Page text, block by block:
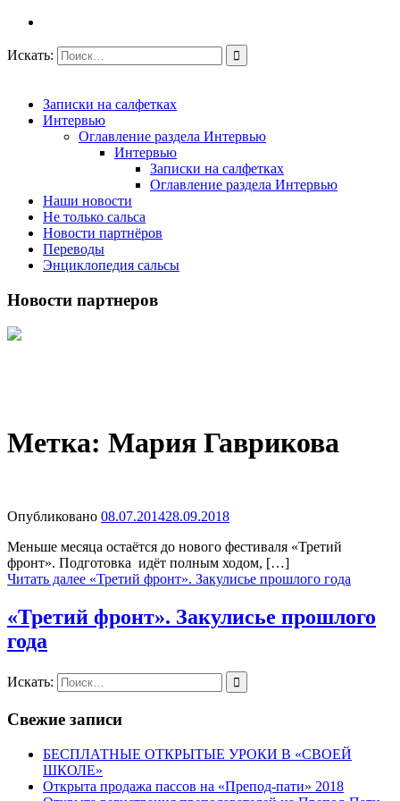
Искать:
Записки на салфетках
Интервью
Оглавление раздела Интервью
Интервью
Записки на салфетках
Оглавление раздела Интервью
Наши новости
Не только сальса
Новости партнёров
Переводы
Энциклопедия сальсы
Новости партнеров
Метка: Мария Гаврикова
Опубликовано 08.07.201428.09.2018
Меньше месяца остаётся до нового фестиваля «Третий
фронт». Подготовка идёт полным ходом, […]
Читать далее «Третий фронт». Закулисье прошлого года
«Третий фронт». Закулисье прошлого
года
Искать:
Свежие записи
БЕСПЛАТНЫЕ ОТКРЫТЫЕ УРОКИ В «СВОЕЙ
ШКОЛЕ»
Открыта продажа пассов на «Препод-пати» 2018